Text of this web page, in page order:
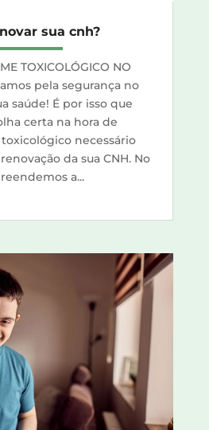
sua cnh?
TOXICOLÓGICO NO
pela segurança no
saúde! É por isso que
certa na hora de
necessário
da sua CNH. No
a...